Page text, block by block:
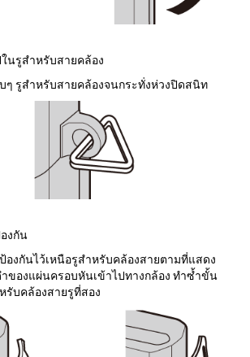
ในรูสำหรับสายคล้อง
ๆ รูสำหรับสายคล้องจนกระทั่งห่วงปิดสนิท
งกัน
องกันไว้เหนือรูสำหรับคล้องสายตามที่แสดง
ของแผ่นครอบหันเข้าไปทางกล้อง ทำซ้ำขั้น
รับคล้องสายรูที่สอง